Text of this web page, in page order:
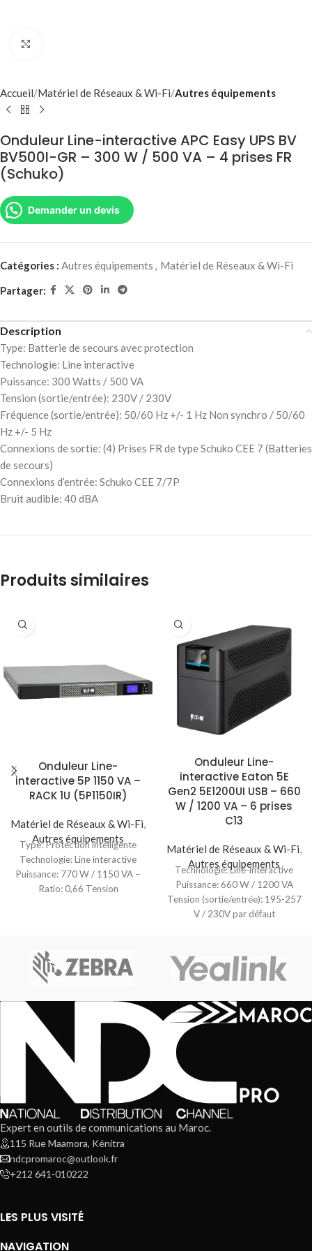
Accueil Matériel de Réseaux & Wi-Fi Autres équipements
Onduleur Line-interactive APC Easy UPS BV
BV500I-GR – 300 W / 500 VA – 4 prises FR
(Schuko)
Demander un devis
Catégories : Autres équipements , Matériel de Réseaux & Wi-Fi
Partager:
Description
Type: Batterie de secours avec protection
Technologie: Line interactive
Puissance: 300 Watts / 500 VA
Tension (sortie/entrée): 230V / 230V
Fréquence (sortie/entrée): 50/60 Hz +/- 1 Hz Non synchro / 50/60
Hz +/- 5 Hz
Connexions de sortie: (4) Prises FR de type Schuko CEE 7 (Batteries
de secours)
Connexions d’entrée: Schuko CEE 7/7P
Bruit audible: 40 dBA
Produits similaires
Onduleur Line-
interactive 5P 1150 VA –
RACK 1U (5P1150IR)
Matériel de Réseaux & Wi-Fi,
Autres équipements
Type: Protection intelligente
Technologie: Line interactive
Puissance: 770 W / 1150 VA –
Ratio: 0,66 Tension
Onduleur Line-
interactive Eaton 5E
Gen2 5E1200UI USB – 660
W / 1200 VA – 6 prises
C13
Matériel de Réseaux & Wi-Fi,
Autres équipements
Technologie: Line-interactive
Puissance: 660 W / 1200 VA
Tension (sortie/entrée): 195-257
V / 230V par défaut
Expert en outils de communications au Maroc.
115 Rue Maamora, Kénitra
ndcpromaroc@outlook.fr
+212 641-010222
LES PLUS VISITÉ
NAVIGATION